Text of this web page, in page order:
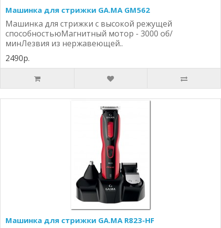
Машинка для стрижки GA.MA GM562
Машинка для стрижки с высокой режущей
способностьюМагнитный мотор - 3000 об/
минЛезвия из нержавеющей..
2490р.
Машинка для стрижки GA.MA R823-HF